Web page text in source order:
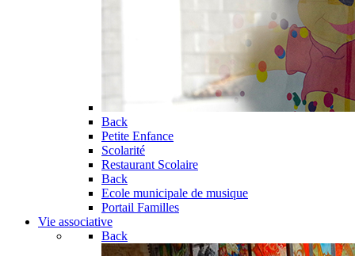
Back
Petite Enfance
Scolarité
Restaurant Scolaire
Back
Ecole municipale de musique
Portail Familles
Vie associative
Back